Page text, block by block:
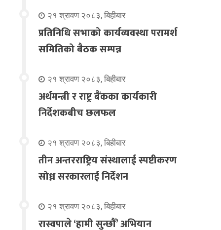
२१ श्रावण २०८३, बिहीबार
प्रतिनिधि सभाको कार्यव्यवस्था परामर्श
समितिको बैठक सम्पन्न
२१ श्रावण २०८३, बिहीबार
अर्थमन्त्री र राष्ट्र बैंकका कार्यकारी
निर्देशकबीच छलफल
२१ श्रावण २०८३, बिहीबार
तीन अन्तरराष्ट्रिय संस्थालाई स्पष्टीकरण
सोध्न सरकारलाई निर्देशन
२१ श्रावण २०८३, बिहीबार
रास्वपाले ‘हामी सुन्छौँ’ अभियान